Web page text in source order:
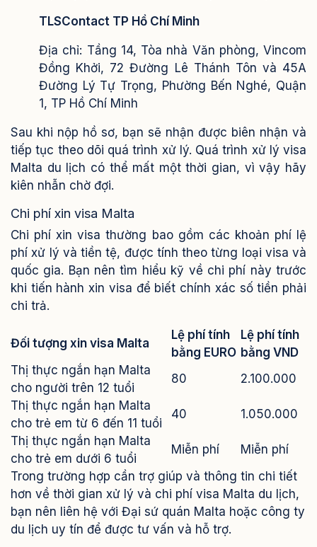
TLSContact TP Hồ Chí Minh
Địa chỉ: Tầng 14, Tòa nhà Văn phòng, Vincom
Đồng Khởi, 72 Đường Lê Thánh Tôn và 45A
Đường Lý Tự Trọng, Phường Bến Nghé, Quận
1, TP Hồ Chí Minh
Sau khi nộp hồ sơ, bạn sẽ nhận được biên nhận và
tiếp tục theo dõi quá trình xử lý. Quá trình xử lý visa
Malta du lịch có thể mất một thời gian, vì vậy hãy
kiên nhẫn chờ đợi.
Chi phí xin visa Malta
Chi phí xin visa thường bao gồm các khoản phí lệ
phí xử lý và tiền tệ, được tính theo từng loại visa và
quốc gia. Bạn nên tìm hiểu kỹ về chi phí này trước
khi tiến hành xin visa để biết chính xác số tiền phải
chi trả.
Đối tượng xin visa Malta
Lệ phí tính
bằng EURO
Lệ phí tính
bằng VND
Thị thực ngắn hạn Malta
cho người trên 12 tuổi
80
2.100.000
Thị thực ngắn hạn Malta
cho trẻ em từ 6 đến 11 tuổi
40
1.050.000
Thị thực ngắn hạn Malta
cho trẻ em dưới 6 tuổi
Miễn phí
Miễn phí
Trong trường hợp cần trợ giúp và thông tin chi tiết
hơn về thời gian xử lý và chi phí visa Malta du lịch,
bạn nên liên hệ với Đại sứ quán Malta hoặc công ty
du lịch uy tín để được tư vấn và hỗ trợ.